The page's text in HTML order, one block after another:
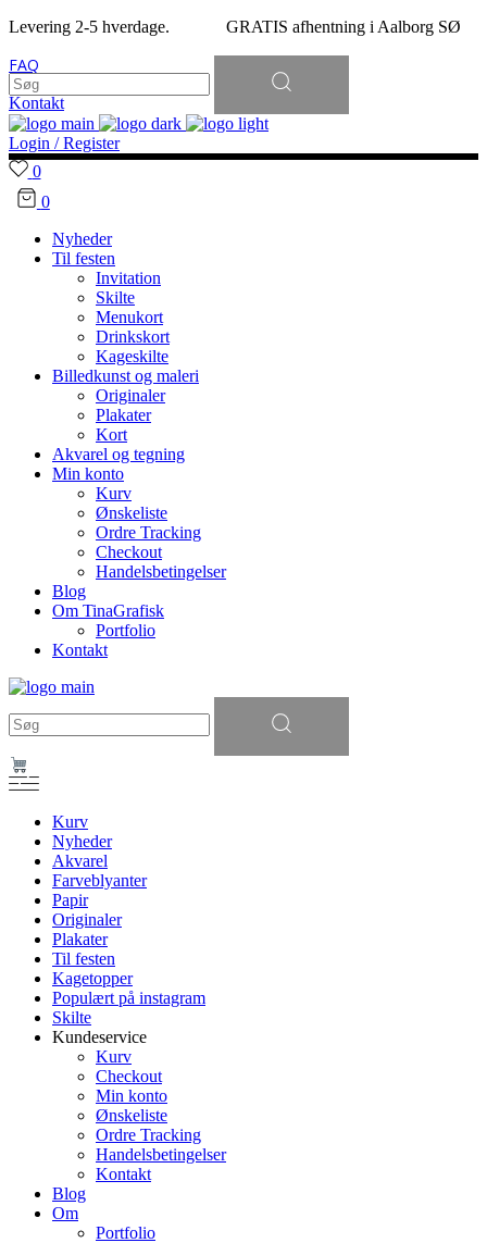
Levering 2-5 hverdage. GRATIS afhentning i Aalborg SØ
FAQ
Kontakt
Søg
efter:
Login / Register
0
0
Nyheder
Til festen
Invitation
Skilte
Menukort
Drinkskort
Kageskilte
Billedkunst og maleri
Originaler
Plakater
Kort
Akvarel og tegning
Min konto
Kurv
Ønskeliste
Ordre Tracking
Checkout
Handelsbetingelser
Blog
Om TinaGrafisk
Portfolio
Kontakt
efter:
Kurv
Nyheder
Akvarel
Farveblyanter
Papir
Originaler
Plakater
Til festen
Kagetopper
Populært på instagram
Skilte
Kundeservice
Kurv
Checkout
Min konto
Ønskeliste
Ordre Tracking
Handelsbetingelser
Kontakt
Blog
Om
Portfolio